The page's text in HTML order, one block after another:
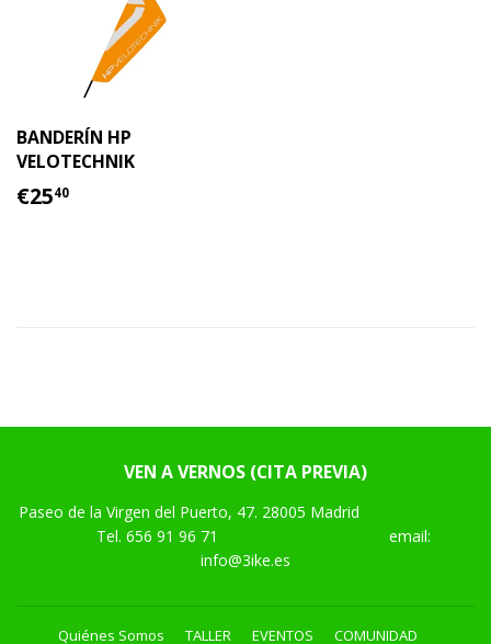
BANDERÍN HP
VELOTECHNIK
PRECIO
€2540
VEN A VERNOS (CITA PREVIA)
Paseo de la Virgen del Puerto, 47. 28005 Madrid
Tel. 656 91 96 71
email:
info@3ike.es
Quiénes Somos TALLER EVENTOS COMUNIDAD